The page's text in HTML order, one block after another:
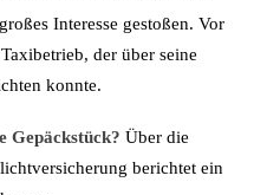
Interesse gestoßen. Vor
der über seine
konnte.
Gepäckstück? Über die
berichtet ein